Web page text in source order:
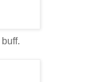
buff.